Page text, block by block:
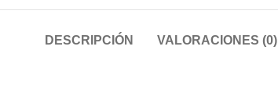
DESCRIPCIÓN VALORACIONES (0)